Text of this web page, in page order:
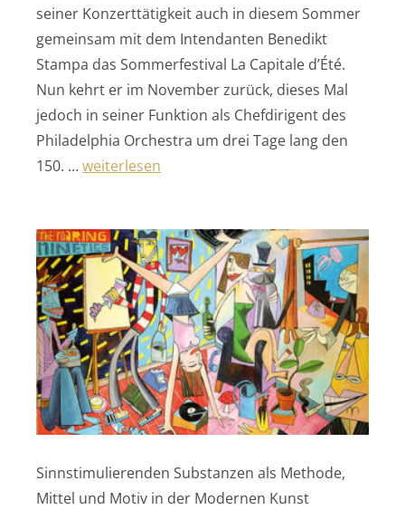
seiner Konzerttätigkeit auch in diesem Sommer
gemeinsam mit dem Intendanten Benedikt
Stampa das Sommerfestival La Capitale d’Été.
Nun kehrt er im November zurück, dieses Mal
jedoch in seiner Funktion als Chefdirigent des
Philadelphia Orchestra um drei Tage lang den
150. …„Hommage an Rachmaninow“
weiterlesen
Sinnstimulierenden Substanzen als Methode,
Mittel und Motiv in der Modernen Kunst